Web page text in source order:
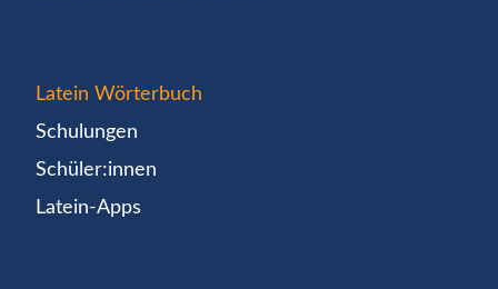
Latein Wörterbuch
Schulungen
Schüler:innen
Latein-Apps